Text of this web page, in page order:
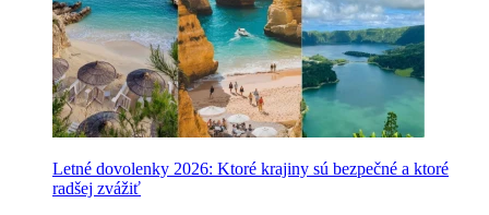
Letné dovolenky 2026: Ktoré krajiny sú bezpečné a ktoré
radšej zvážiť